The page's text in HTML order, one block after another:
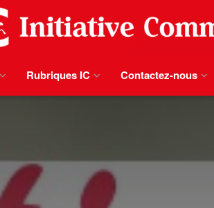
Rubriques IC Contactez-nous